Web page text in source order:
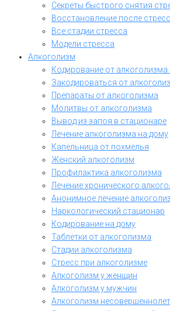
Секреты быстрого снятия
Восстановление после
Все стадии стресса
Модели стресса
Алкоголизм
Кодирование от алкоголизма
Закодироваться от
Препараты от алкоголизма
Молитвы от алкоголизма
Вывод из запоя в стационаре
Лечение алкоголизма на дому
Капельница от похмелья
Женский алкоголизм
Профилактика алкоголизма
Лечение хронического
Анонимное лечение
Наркологический стационар
Кодирование на дому
Таблетки от алкоголизма
Стадии алкоголизма
Стресс при алкоголизме
Алкоголизм у женщин
Алкоголизм у мужчин
Алкоголизм